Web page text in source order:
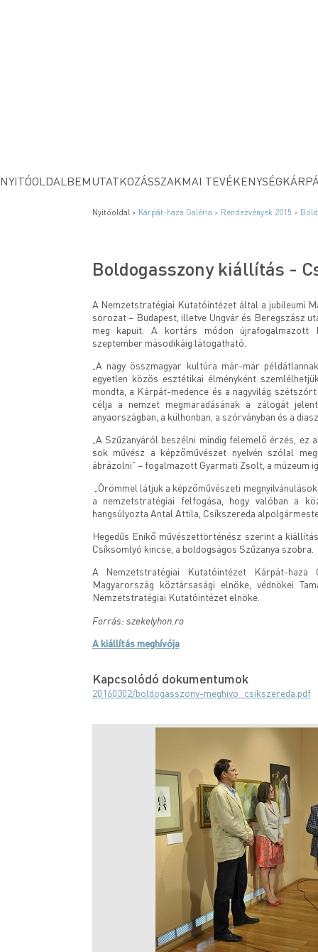
NYITÓOLDAL BEMUTATKOZÁSSZAKMAI TEVÉKENYSÉG
Nyitóoldal > Kárpát-haza Galéria > Rendezvények 2015 >
Boldogasszony kiállítás -
A Nemzetstratégiai Kutatóintézet által a jubileumi
sorozat – Budapest, illetve Ungvár és Beregszász
meg kapuit. A kortárs módon újrafogalmazott
szeptember másodikáig látogatható.
„A nagy összmagyar kultúra már-már
egyetlen közös esztétikai élményként
mondta, a Kárpát-medence és a nagyvilág
célja a nemzet megmaradásának a zálogát
anyaországban, a külhonban, a szórványban és a
„A Szűzanyáról beszélni mindig felemelő érzés,
sok művész a képzőművészet nyelvén szólal
ábrázolni” – fogalmazott Gyarmati Zsolt, a múzeum
„Örömmel látjuk a képzőművészeti
a nemzetstratégiai felfogása, hogy valóban a
hangsúlyozta Antal Attila, Csíkszereda
Hegedűs Enikő művészettörténész szerint a
Csíksomlyó kincse, a boldogságos Szűzanya szobra.
A Nemzetstratégiai Kutatóintézet Kárpát-haza
Magyarország köztársasági elnöke, védnökei
Nemzetstratégiai Kutatóintézet elnöke.
Forrás: szekelyhon.ro
A kiállítás meghívója
Kapcsolódó dokumentumok
20160302/boldogasszony-meghivo_csikszereda.pdf